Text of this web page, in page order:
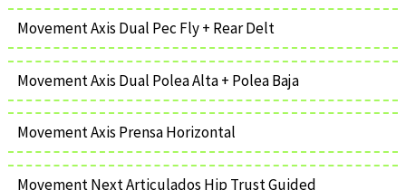
Movement Axis Dual Pec Fly + Rear Delt
Movement Axis Dual Polea Alta + Polea Baja
Movement Axis Prensa Horizontal
Movement Next Articulados Hip Trust Guided